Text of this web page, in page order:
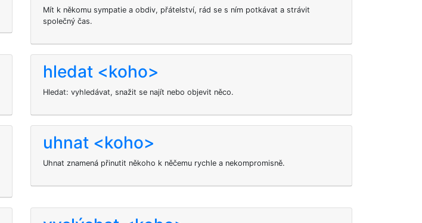
Mít k někomu sympatie a obdiv, přátelství, rád se s ním potkávat a strávit
společný čas.
hledat <koho>
Hledat: vyhledávat, snažit se najít nebo objevit něco.
uhnat <koho>
Uhnat znamená přinutit někoho k něčemu rychle a nekompromisně.